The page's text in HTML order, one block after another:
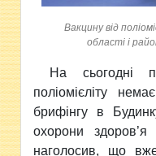
Вакцину від
області і
На сьогодні
поліомієліту
брифінгу в
охорони здоров’я
наголосив, що